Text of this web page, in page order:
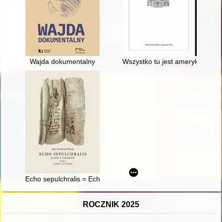
Wajda dokumentalny Wszystko tu jest
Echo sepulchralis = Echo z grobów. T. 1,
ROCZNIK 2025